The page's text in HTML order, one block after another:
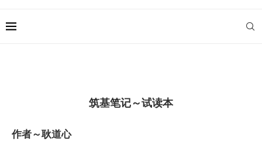
筑基笔记～试读本
作者～耿道心